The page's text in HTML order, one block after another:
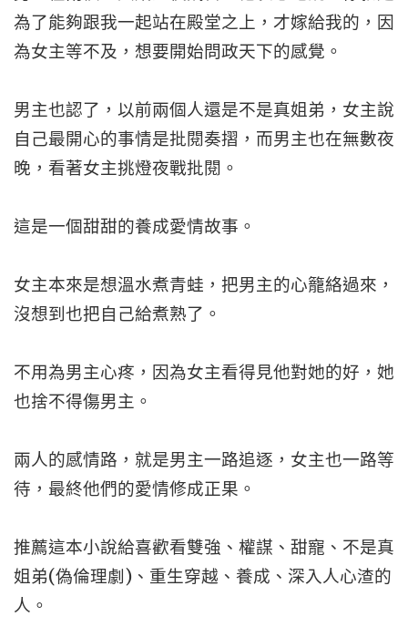
為了能夠跟我一起站在殿堂之上，才嫁給我的，因
為女主等不及，想要開始問政天下的感覺。
男主也認了，以前兩個人還是不是真姐弟，女主說
自己最開心的事情是批閱奏摺，而男主也在無數夜
晚，看著女主挑燈夜戰批閱。
這是一個甜甜的養成愛情故事。
女主本來是想溫水煮青蛙，把男主的心籠絡過來，
沒想到也把自己給煮熟了。
不用為男主心疼，因為女主看得見他對她的好，她
也捨不得傷男主。
兩人的感情路，就是男主一路追逐，女主也一路等
待，最終他們的愛情修成正果。
推薦這本小說給喜歡看雙強、權謀、甜寵、不是真
姐弟(偽倫理劇)、重生穿越、養成、深入人心渣的
人。